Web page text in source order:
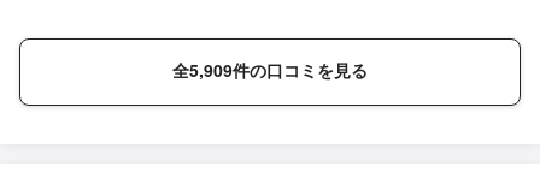
た。無事にテスト運転も問題なくご使用いただけているとのこ
とで、安心しております。 また、職人への温かいお言葉や、弊
社へのお心遣いもありがとうございます。いただいたお言葉は
担当スタッフにも共有させていただき、今後の励みにさせてい
全5,909件の口コミを見る